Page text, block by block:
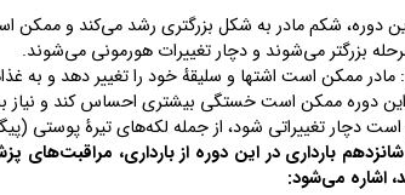
دوره، شکم مادر به شکل بزرگتری رشد می‌کند و
بزرگتر می‌شوند و دچار تغییرات هورمونی می‌شوند.
مادر ممکن است اشتها و سلیقهٔ خود را تغییر دهد و به
دوره ممکن است خستگی بیشتری احساس کند و نیاز
دچار تغییراتی شود، از جمله لکه‌های تیرهٔ پوستی
بارداری در این دوره از بارداری،
اشاره می‌شود: